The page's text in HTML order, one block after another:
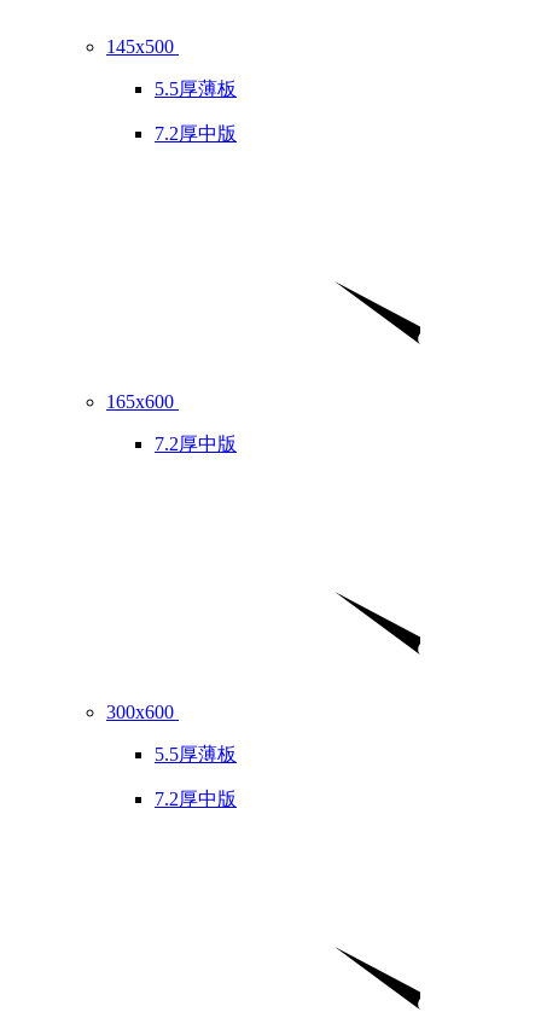
145x500
5.5厚薄板
7.2厚中版
165x600
7.2厚中版
300x600
5.5厚薄板
7.2厚中版